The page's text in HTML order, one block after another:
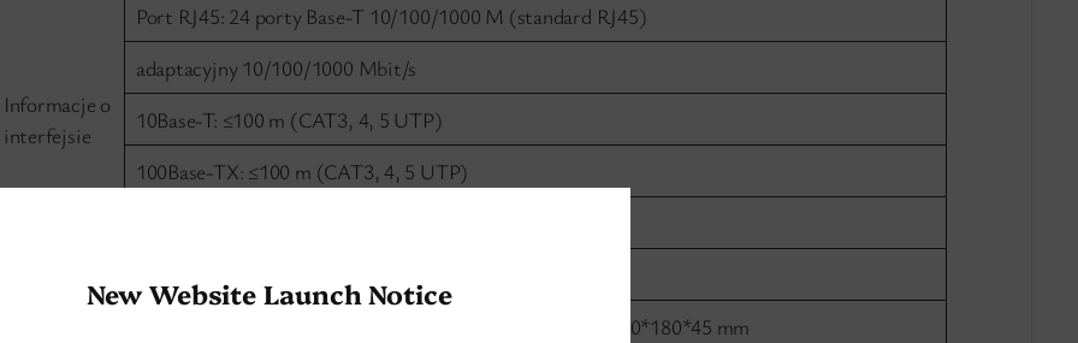
Informacje o
interfejsie
Port RJ45: 24 porty Base-T 10/100/1000 M (standard RJ45)
adaptacyjny 10/100/1000 Mbit/s
10Base-T: ≤100 m (CAT3, 4, 5 UTP)
100Base-TX: ≤100 m (CAT3, 4, 5 UTP)
Wymiary zewnętrzne (długość * szerokość * wysokość): 270*180*45 mm
New Website Launch Notice